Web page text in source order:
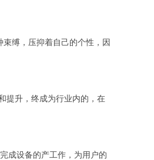
缚，压抑着自己的个性，因
提升，终成为行业内的，在
成设备的产工作，为用户的